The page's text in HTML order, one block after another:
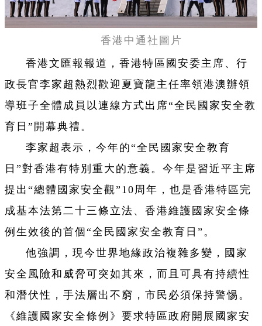
香港中通社圖片
香港文匯報報道，香港特區國安委主席、行
政長官李家超熱烈歡迎夏寶龍主任率領港澳辦領
導班子全體成員以連線方式出席“全民國家安全教
育日”開幕典禮。
李家超表示，今年的“全民國家安全教育
日”對香港有特別重大的意義。今年是習近平主席
提出“總體國家安全觀”10周年，也是香港特區完
成基本法第二十三條立法、香港維護國家安全條
例生效後的首個“全民國家安全教育日”。
他強調，現今世界地緣政治複雜多變，國家
安全風險和威脅可突如其來，而且可具有持續性
和潛伏性，手法層出不窮，市民必須保持警惕。
《維護國家安全條例》要求特區政府開展國家安